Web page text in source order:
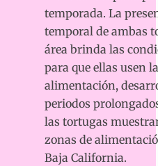
temporada. La
temporal de ambas
área brinda las
para que ellas usen
alimentación,
periodos
las tortugas
zonas de
Baja California.